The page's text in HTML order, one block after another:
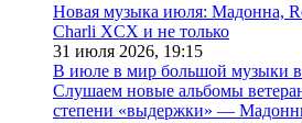
Новая музыка июля: Мадонна,
Charli XCX и не только
31 июля 2026, 19:15
В июле в мир большой музыки
Слушаем новые альбомы
степени «выдержки» —